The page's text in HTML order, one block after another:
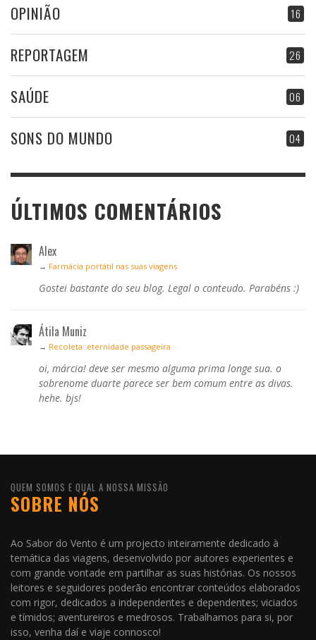
16
OPINIÃO
26
REPORTAGEM
06
SAÚDE
04
SONS DO MUNDO
ÚLTIMOS COMENTÁRIOS
Alex
→ Farmácia portátil nas suas viagens
Gostei bastante do seu blog. Legal o conteudo. Parabéns :)
Átila Muniz
→ Recoleta: eternidade passageira
oi, márcia! deve ser mesmo alguma prima longe sua. o
sobrenome duarte parece ser bem comum entre as divas.
hehe. bjs!
QUEM SOMOS E QUAL A NOSSA MISSÃO
SOBRE NÓS
Ao Sabor do Vento é um projecto inteiramente dedicado à
temática das viagens, desenvolvido por autores experientes e
com grande vontade em partilhar as suas histórias. Os nossos
leitores e seguidores poderão encontrar conteúdos elaborados
com rigor, dedicados a independentes e dependentes; viciados
e tímidos; aventureiros e medrosos. Trabalhamos para si, por
isso, venha daí e viaje connosco!